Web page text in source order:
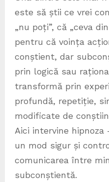
este să știi ce vrei
„nu poți”, că „ceva
pentru că voința
conștient, dar
prin logică sau
transformă prin
profundă, repetiție,
modificate de
Aici intervine
un mod sigur și
comunicarea între
subconștientă.